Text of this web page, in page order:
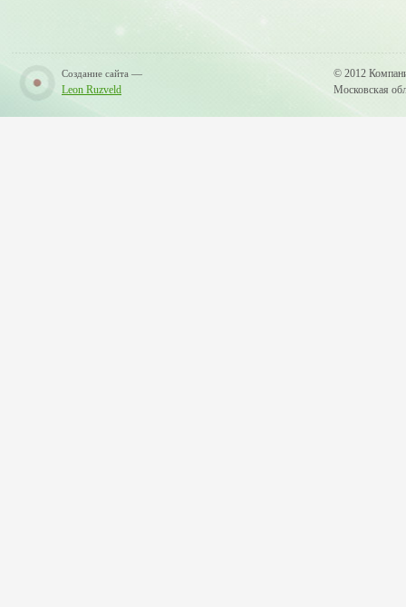
Создание сайта —
Leon Ruzveld
© 2012
Московская